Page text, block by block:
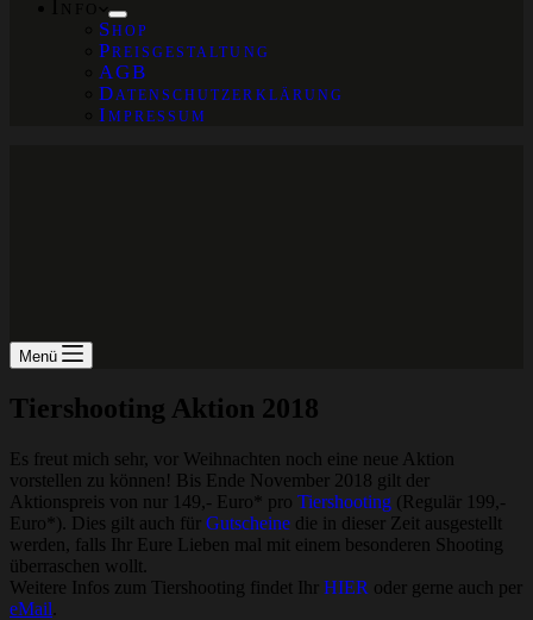
Shop
Preisgestaltung
AGB
Datenschutzerklärung
Impressum
Menü
Tiershooting Aktion 2018
Es freut mich sehr, vor Weihnachten noch eine neue Aktion
vorstellen zu können! Bis Ende November 2018 gilt der
Aktionspreis von nur 149,- Euro* pro Tiershooting (Regulär 199,-
Euro*). Dies gilt auch für Gutscheine die in dieser Zeit ausgestellt
werden, falls Ihr Eure Lieben mal mit einem besonderen Shooting
überraschen wollt.
Weitere Infos zum Tiershooting findet Ihr HIER oder gerne auch per
eMail